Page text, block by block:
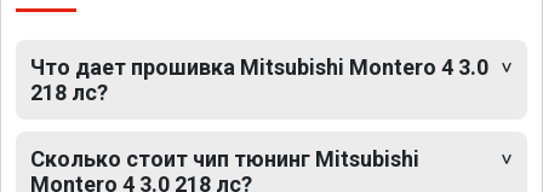
Что дает прошивка Mitsubishi Montero 4 3.0
218 лс?
Сколько стоит чип тюнинг Mitsubishi
Montero 4 3.0 218 лс?